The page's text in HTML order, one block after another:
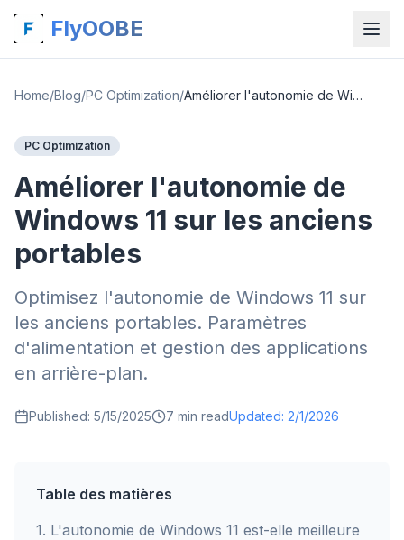
FlyOOBE
Home/Blog/PC Optimization/ Améliorer l'autonomie de Windows 11 sur les anciens portables
PC Optimization
Améliorer l'autonomie de
Windows 11 sur les anciens
portables
Optimisez l'autonomie de Windows 11 sur
les anciens portables. Paramètres
d'alimentation et gestion des applications
en arrière-plan.
Published: 5/15/2025 7 min readUpdated: 2/1/2026
Table des matières
1. L'autonomie de Windows 11 est-elle meilleure